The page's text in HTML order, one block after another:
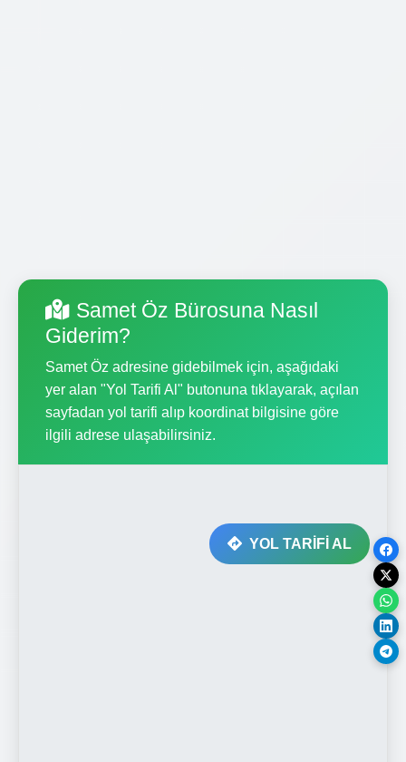
Samet Öz Bürosuna Nasıl
Giderim?
Samet Öz adresine gidebilmek için, aşağıdaki
yer alan "Yol Tarifi Al" butonuna tıklayarak, açılan
sayfadan yol tarifi alıp koordinat bilgisine göre
ilgili adrese ulaşabilirsiniz.
YOL TARİFİ AL